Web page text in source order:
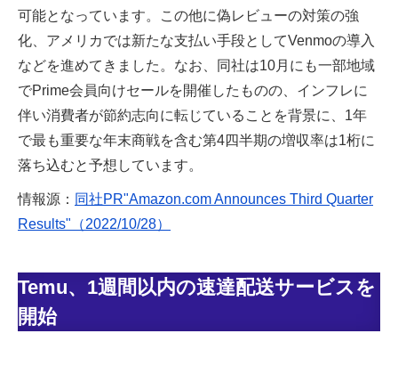
可能となっています。この他に偽レビューの対策の強
化、アメリカでは新たな支払い手段としてVenmoの導入
などを進めてきました。なお、同社は10月にも一部地域
でPrime会員向けセールを開催したものの、インフレに
伴い消費者が節約志向に転じていることを背景に、1年
で最も重要な年末商戦を含む第4四半期の増収率は1桁に
落ち込むと予想しています。
情報源： 同社PR"Amazon.com Announces Third Quarter
Results"（2022/10/28）
Temu、1週間以内の速達配送サービスを
開始